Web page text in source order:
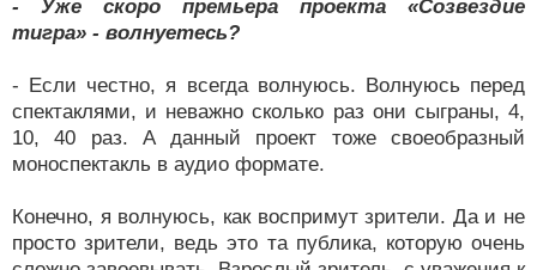
- Уже скоро премьера проекта «Созвездие
тигра» - волнуетесь?
- Если честно, я всегда волнуюсь. Волнуюсь перед
спектаклями, и неважно сколько раз они сыграны, 4,
10, 40 раз. А данный проект тоже своеобразный
моноспектакль в аудио формате.
Конечно, я волнуюсь, как воспримут зрители. Да и не
просто зрители, ведь это та публика, которую очень